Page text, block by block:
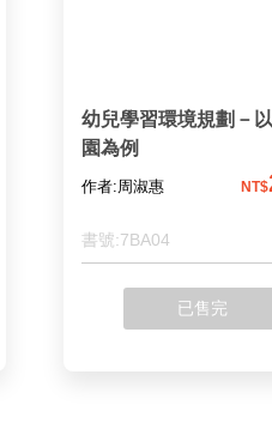
幼兒學習環境規劃－
園為例
作者:周淑惠 NT$
書號:7BA04
已售完